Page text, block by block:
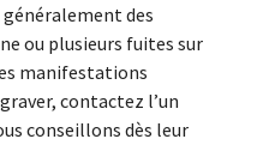
des
ou plusieurs fuites sur
manifestations
contactez l’un
conseillons dès leur